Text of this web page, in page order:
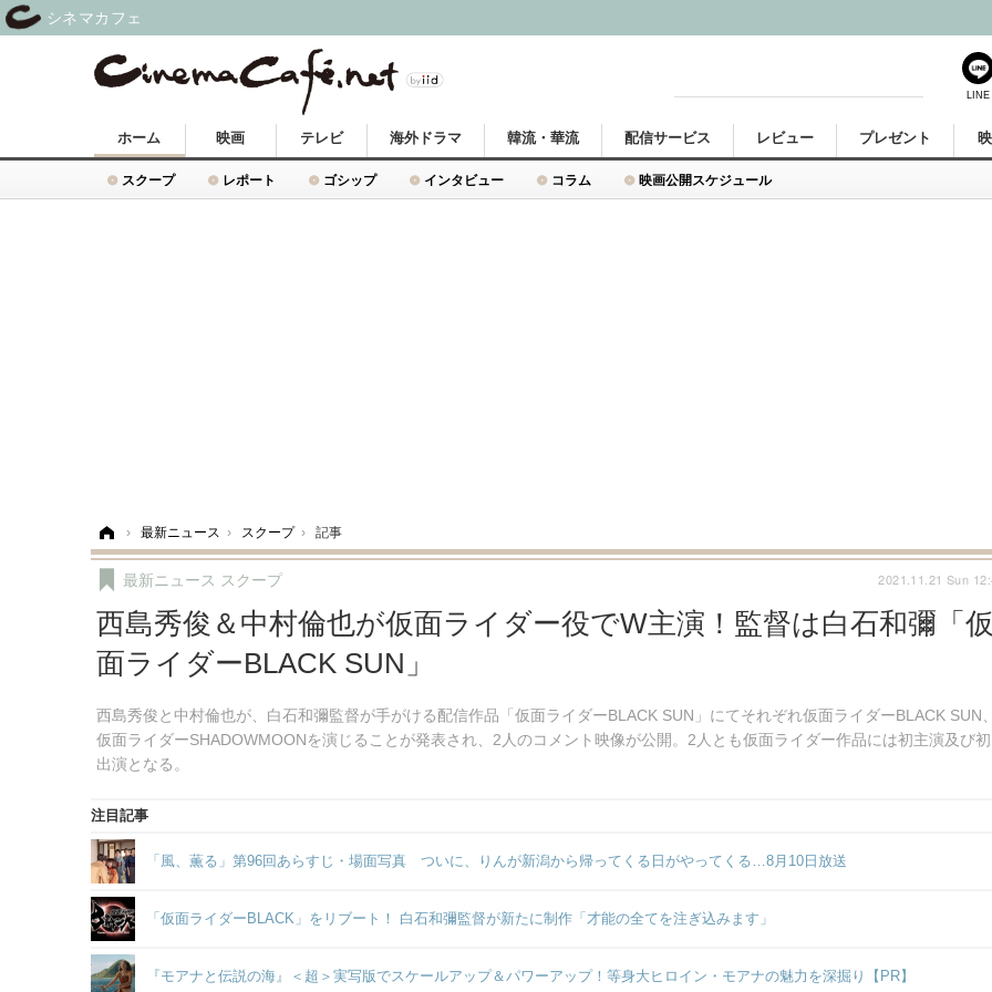
ホーム
スクープ レポート ゴシップ インタビュー コラム 映画公開スケジュール
映画 テレビ 海外ドラマ 韓流・華流 配信サービス レビュー プレゼント
› 最新ニュース › スクープ › 記事
西島秀俊＆中村倫也が仮面ライダー役でW主演！監督は白石和彌「仮
面ライダーBLACK SUN」
西島秀俊と中村倫也が、白石和彌監督が手がける配信作品「仮面ライダーBLACK SUN」にてそれぞれ仮面ライダーBLACK SUN、
仮面ライダーSHADOWMOONを演じることが発表され、2人のコメント映像が公開。2人とも仮面ライダー作品には初主演及び初
出演となる。
最新ニュース スクープ 2021.11.21 Sun
注目記事
「風、薫る」第96回あらすじ・場面写真 ついに、りんが新潟から帰ってくる日がやってくる…8月10日放送
「仮面ライダーBLACK」をリブート！ 白石和彌監督が新たに制作「才能の全てを注ぎ込みます」
『モアナと伝説の海』＜超＞実写版でスケールアップ＆パワーアップ！等身大ヒロイン・モアナの魅力を深掘り【PR】
LINE
シネマカフェ